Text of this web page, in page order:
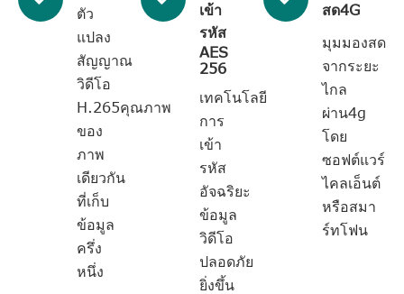
ตัว
แปลง
สัญญาณ
วิดีโอ
H.265คุณภาพ
ของ
ภาพ
เดียวกัน
ที่เก็บ
ข้อมูล
ครึ่ง
หนึ่ง
เข้า
รหัส
AES
256
เทคโนโลยี
การ
เข้า
รหัส
อัจฉริยะ
ข้อมูล
วิดีโอ
ปลอดภัย
ยิ่งขึ้น
สด4G
มุมมองสด
จากระยะ
ไกล
ผ่าน4g
โดย
ซอฟต์แวร์
ไคลเอ็นต์
หรือสมา
ร์ทโฟน